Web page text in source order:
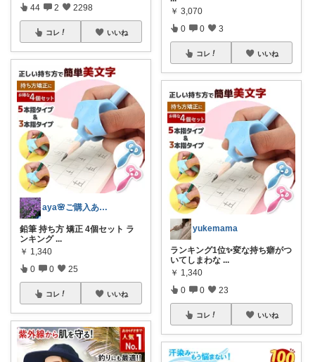
44 2 2298
コレ いいね
aya🌸ご購入ありがとうございます✨
鉛筆 持ち方 矯正 4個セット ラ
ンキング ...
￥ 1,340
0 0 25
コレ いいね
￥ 3,070
0 0 3
コレ いいね
yukemama
ランキング1位✨変な持ち癖がつ
いてしまわな ...
￥ 1,340
0 0 23
コレ いいね